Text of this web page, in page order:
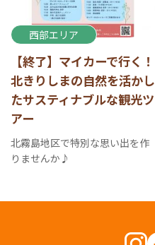
西部エリア
【終了】マイカーで行く！
北きりしまの自然を活かし
たサスティナブルな観光ツ
アー
北霧島地区で特別な思い出を作
りませんか♪